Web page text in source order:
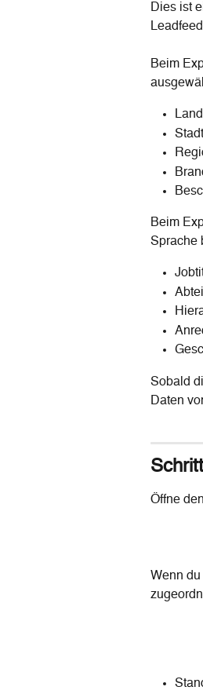
Dies ist
Beim
Land
Stadt
Beim
Sprache
Sobald
Daten
Öffne
Wenn